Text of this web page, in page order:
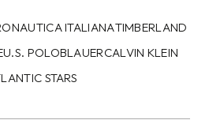
ITALIANATIMBERLAND
U.S. POLOBLAUERCALVIN KLEIN
STARS